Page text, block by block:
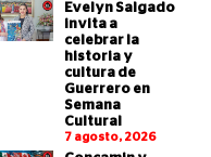
Evelyn Salgado
invita a
celebrar la
historia y
cultura de
Guerrero en
Semana
Cultural
7 agosto, 2026